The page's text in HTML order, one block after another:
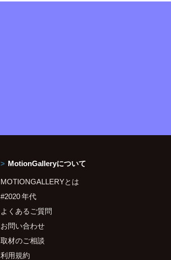
MotionGalleryについて
MOTIONGALLERYとは
#2020 年代
よくあるご質問
お問い合わせ
取材のご相談
利用規約